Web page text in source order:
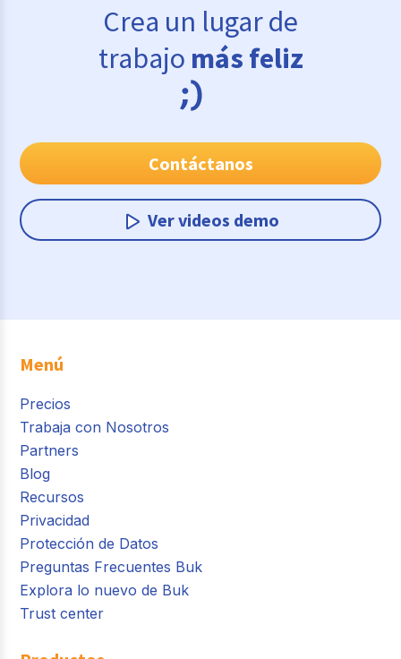
Crea un lugar de
trabajo más feliz
Contáctanos
Ver videos demo
Menú
Precios
Trabaja con Nosotros
Partners
Blog
Recursos
Privacidad
Protección de Datos
Preguntas Frecuentes Buk
Explora lo nuevo de Buk
Trust center